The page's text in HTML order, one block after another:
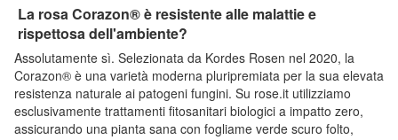
La rosa Corazon® è resistente alle malattie e
rispettosa dell'ambiente?
Assolutamente sì. Selezionata da Kordes Rosen nel 2020, la
Corazon® è una varietà moderna pluripremiata per la sua elevata
resistenza naturale ai patogeni fungini. Su rose.it utilizziamo
esclusivamente trattamenti fitosanitari biologici a impatto zero,
assicurando una pianta sana con fogliame verde scuro folto,